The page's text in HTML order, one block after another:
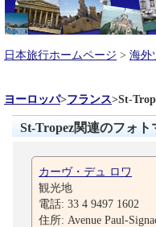
日本旅行ホームページ > 海外
ヨーロッパ>フランス>St-
St-Tropez関連のフォト
カーヴ・デュ ロワ
観光地
電話: 33 4 9497 1602
住所: Avenue Paul-